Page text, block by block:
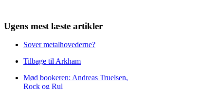
Ugens mest læste artikler
Sover metalhovederne?
Tilbage til Arkham
Mød bookeren: Andreas Truelsen,
Rock og Rul